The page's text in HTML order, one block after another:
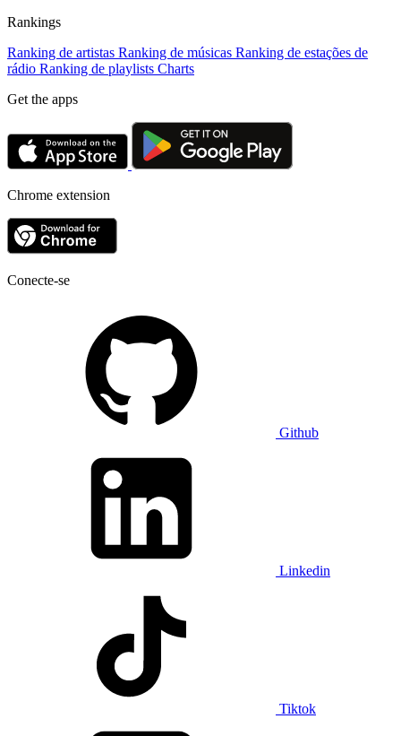
Rankings
Ranking de artistas Ranking de músicas Ranking de estações de
rádio Ranking de playlists Charts
Get the apps
Chrome extension
Conecte-se
Github
Linkedin
Tiktok